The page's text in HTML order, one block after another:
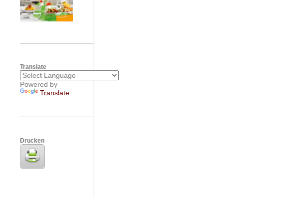
Translate
Powered by
Translate
Drucken